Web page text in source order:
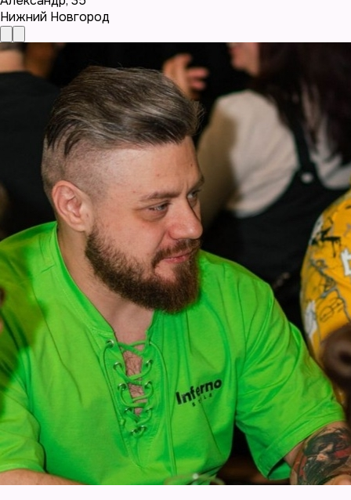
Нижний Новгород